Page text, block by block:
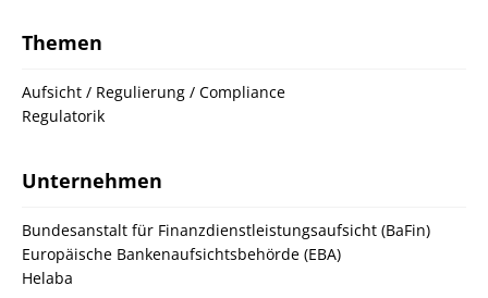
Themen
Aufsicht / Regulierung / Compliance
Regulatorik
Unternehmen
Bundesanstalt für Finanzdienstleistungsaufsicht (BaFin)
Europäische Bankenaufsichtsbehörde (EBA)
Helaba